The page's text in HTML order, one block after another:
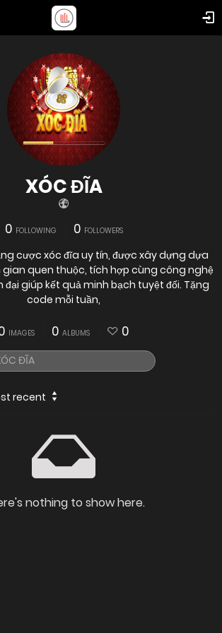
XÓC ĐĨA
0 FOLLOWING 0 FOLLOWERS
cược xóc đĩa uy tín, được xây dựng dựa
quen thuộc, tích hợp cùng công nghệ
đại giúp kết quả minh bạch tuyệt đối. Tặng
code mỗi tuần,
IMAGES 0 ALBUMS 0
recent
nothing to show here.